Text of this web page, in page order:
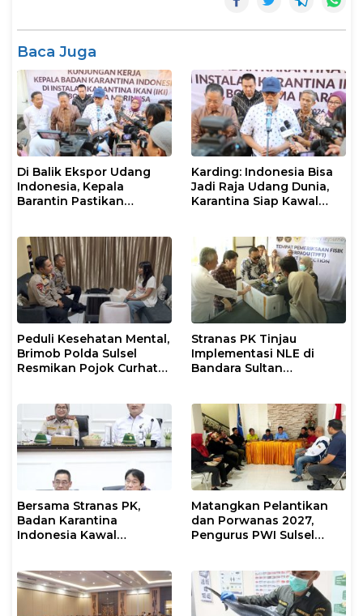
Baca Juga
Di Balik Ekspor Udang
Indonesia, Kepala
Barantin Pastikan
Karding: Indonesia Bisa
Jadi Raja Udang Dunia,
Karantina Siap Kawal
Peduli Kesehatan Mental,
Brimob Polda Sulsel
Resmikan Pojok Curhat
Stranas PK Tinjau
Implementasi NLE di
Bandara Sultan
Bersama Stranas PK,
Badan Karantina
Indonesia Kawal
Matangkan Pelantikan
dan Porwanas 2027,
Pengurus PWI Sulsel